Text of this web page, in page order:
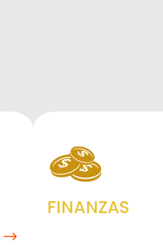
FINANZAS